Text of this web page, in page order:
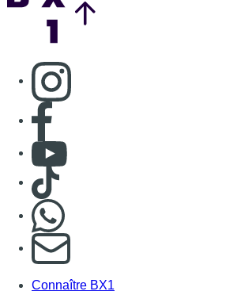
Consulter page Instagram
Consulter page Facebook
Consulter Youtube
Consulter TikTok
S'abonner à notre newsletter
Connaître BX1